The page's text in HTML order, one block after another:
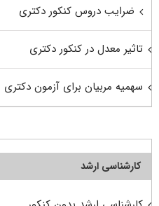
ضرایب دروس کنکور دکتری
تاثیر معدل در کنکور دکتری
سهمیه مربیان برای آزمون دکتری
کارشناسی ارشد